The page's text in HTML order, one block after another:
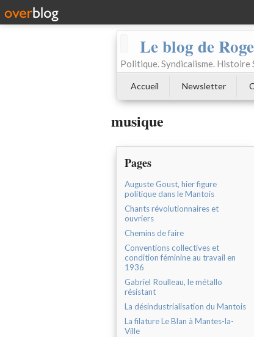
Le blog de
Politique. Syndicalisme. Histoire
Accueil Newsletter
musique
Pages
Auguste Goust, hier figure
politique dans le Mantois
Chants révolutionnaires et
ouvriers
Chemins de faire
Conventions collectives et
condition féminine au travail en
1936
Gabriel Roulleau, le métallo
résistant
La désindustrialisation du Mantois
La filature Le Blan à Mantes-la-
Ville